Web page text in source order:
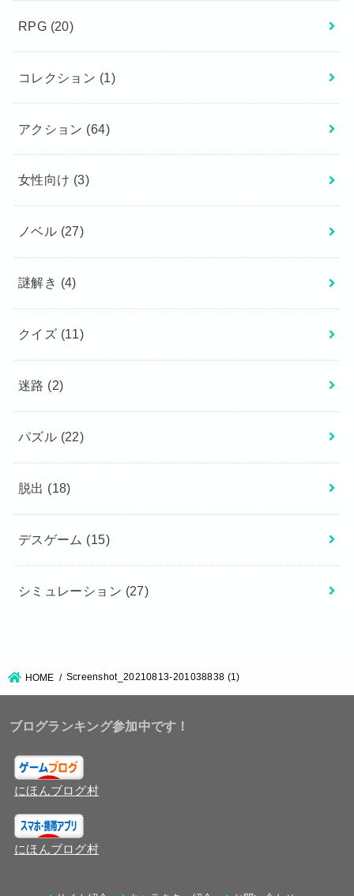
RPG (20)
コレクション (1)
アクション (64)
女性向け (3)
ノベル (27)
謎解き (4)
クイズ (11)
迷路 (2)
パズル (22)
脱出 (18)
デスゲーム (15)
シミュレーション (27)
HOME Screenshot_20210813-201038838 (1)
ブログランキング参加中です！
にほんブログ村
にほんブログ村